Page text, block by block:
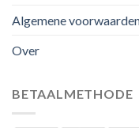
Algemene
Over
BETAALMETHODE